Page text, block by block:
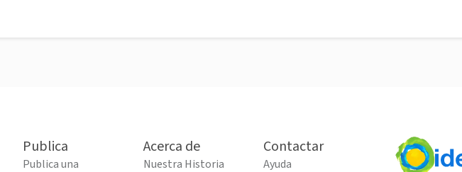
Publica
Publica una
Acerca de
Nuestra Historia
Contactar
Ayuda